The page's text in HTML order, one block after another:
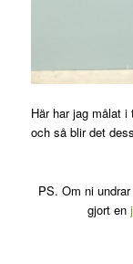
Här har jag målat
och så blir det
PS. Om ni
gjort en